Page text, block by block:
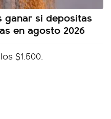
ganar si depositas
en agosto 2026